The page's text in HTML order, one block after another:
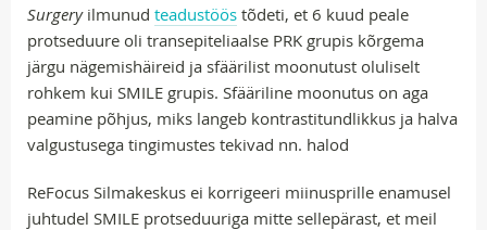
Surgeryilmunud teadustöös tõdeti, et 6 kuud peale
protseduure oli transepiteliaalse PRK grupis kõrgema
järgu nägemishäireid ja sfäärilist moonutust oluliselt
rohkem kui SMILE grupis. Sfääriline moonutus on aga
peamine põhjus, miks langeb kontrastitundlikkus ja halva
valgustusega tingimustes tekivad nn. halod
ReFocus Silmakeskus ei korrigeeri miinusprille enamusel
juhtudel SMILE protseduuriga mitte sellepärast, et meil